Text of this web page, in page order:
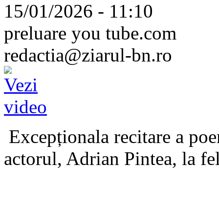
15/01/2026 - 11:10
preluare you tube.com
redactia@ziarul-bn.ro
Excepționala recitare a
actorul, Adrian Pintea, la